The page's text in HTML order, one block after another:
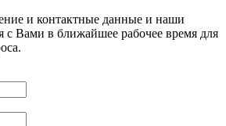
и контактные данные и наши
с Вами в ближайшее рабочее время для